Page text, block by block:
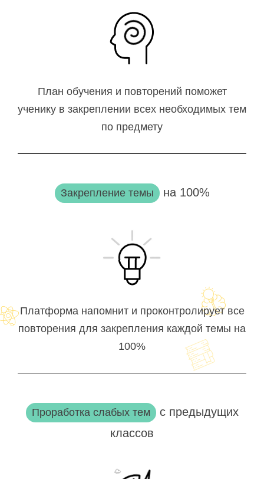
План обучения и повторений поможет
ученику в закреплении всех необходимых тем
по предмету
Закрепление темы на 100%
Платформа напомнит и проконтролирует все
повторения для закрепления каждой темы на
100%
Проработка слабых тем с предыдущих
классов